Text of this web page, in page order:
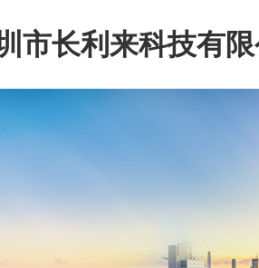
市长利来科技有